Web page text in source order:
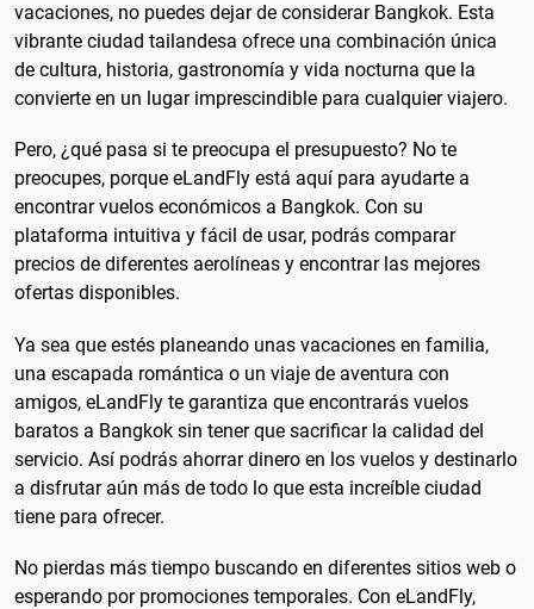
vacaciones, no puedes dejar de considerar Bangkok. Esta
vibrante ciudad tailandesa ofrece una combinación única
de cultura, historia, gastronomía y vida nocturna que la
convierte en un lugar imprescindible para cualquier viajero.
Pero, ¿qué pasa si te preocupa el presupuesto? No te
preocupes, porque eLandFly está aquí para ayudarte a
encontrar vuelos económicos a Bangkok. Con su
plataforma intuitiva y fácil de usar, podrás comparar
precios de diferentes aerolíneas y encontrar las mejores
ofertas disponibles.
Ya sea que estés planeando unas vacaciones en familia,
una escapada romántica o un viaje de aventura con
amigos, eLandFly te garantiza que encontrarás vuelos
baratos a Bangkok sin tener que sacrificar la calidad del
servicio. Así podrás ahorrar dinero en los vuelos y destinarlo
a disfrutar aún más de todo lo que esta increíble ciudad
tiene para ofrecer.
No pierdas más tiempo buscando en diferentes sitios web o
esperando por promociones temporales. Con eLandFly,